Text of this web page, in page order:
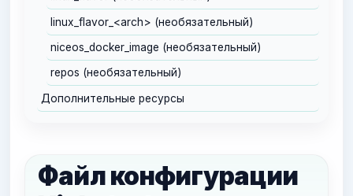
linux_flavor_<arch> (необязательный)
niceos_docker_image (необязательный)
repos (необязательный)
Дополнительные ресурсы
Файл конфигурации